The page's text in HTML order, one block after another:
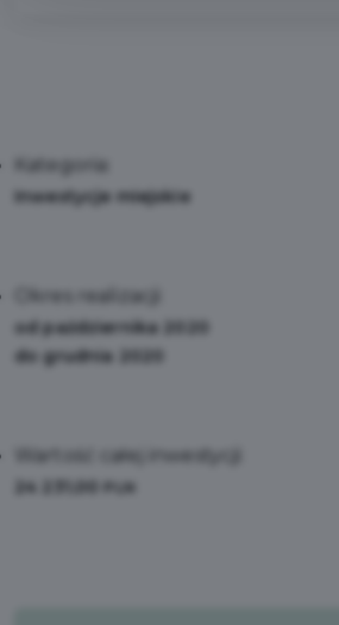
Kategoria:
Inwestycje miejskie
Okres realizacji:
od października 2020
do grudnia 2020
Wartość całej inwestycji:
24 231,00